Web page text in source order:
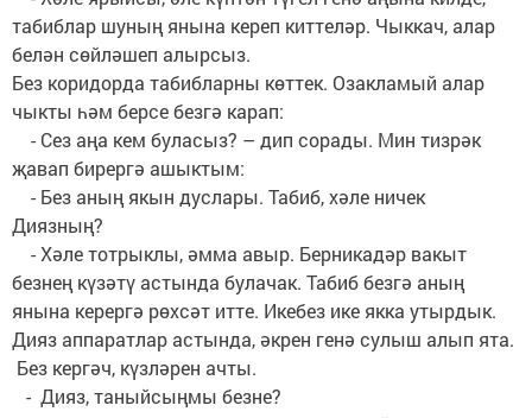
табиблар шуның янына кереп киттеләр. Чыккач, алар
белән сөйләшеп алырсыз.
Без коридорда табибларны көттек. Озакламый алар
чыкты һәм берсе безгә карап:
- Сез аңа кем буласыз? – дип сорады. Мин тизрәк
җавап бирергә ашыктым:
- Без аның якын дуслары. Табиб, хәле ничек
Диязның?
- Хәле тотрыклы, әмма авыр. Берникадәр вакыт
безнең күзәтү астында булачак. Табиб безгә аның
янына керергә рөхсәт итте. Икебез ике якка утырдык.
Дияз аппаратлар астында, әкрен генә сулыш алып ята.
Без кергәч, күзләрен ачты.
- Дияз, таныйсыңмы безне?